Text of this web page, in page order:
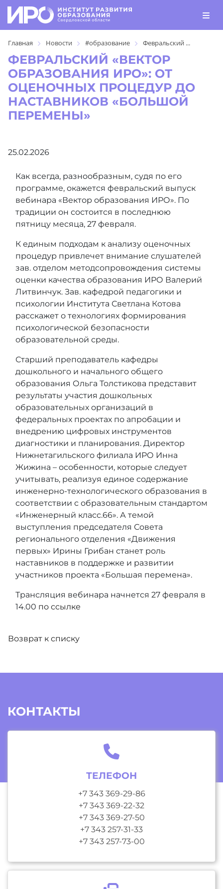
Главная Новости #образование Февральский ...
ФЕВРАЛЬСКИЙ «ВЕКТОР
ОБРАЗОВАНИЯ ИРО»: ОТ
ОЦЕНОЧНЫХ ПРОЦЕДУР ДО
НАСТАВНИКОВ «БОЛЬШОЙ
ПЕРЕМЕНЫ»
25.02.2026
Как всегда, разнообразным, судя по его
программе, окажется февральский выпуск
вебинара «Вектор образования ИРО». По
традиции он состоится в последнюю
пятницу месяца, 27 февраля.
К единым подходам к анализу оценочных
процедур привлечет внимание слушателей
зав. отделом методсопровождения системы
оценки качества образования ИРО Валерий
Литвинчук. Зав. кафедрой педагогики и
психологии Института Светлана Котова
расскажет о технологиях формирования
психологической безопасности
образовательной среды.
Старший преподаватель кафедры
дошкольного и начального общего
образования Ольга Толстикова представит
результаты участия дошкольных
образовательных организаций в
федеральных проектах по апробации и
внедрению цифровых инструментов
диагностики и планирования. Директор
Нижнетагильского филиала ИРО Инна
Жижина – особенности, которые следует
учитывать, реализуя единое содержание
инженерно-технологического образования в
соответствии с образовательным стандартом
«Инженерный класс.66». А темой
выступления председателя Совета
регионального отделения «Движения
первых» Ирины Грибан станет роль
наставников в поддержке и развитии
участников проекта «Большая перемена».
Трансляция вебинара начнется 27 февраля в
14.00 по ссылке
Возврат к списку
КОНТАКТЫ
ТЕЛЕФОН
+7 343 369-29-86
+7 343 369-22-32
+7 343 369-27-50
+7 343 257-31-33
+7 343 257-73-00